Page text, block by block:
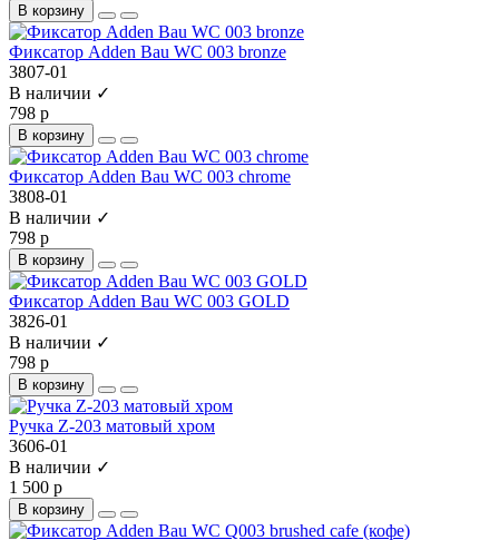
В корзину
Фиксатор Adden Bau WC 003 bronze
3807-01
В наличии ✓
798 р
В корзину
Фиксатор Adden Bau WC 003 chrome
3808-01
В наличии ✓
798 р
В корзину
Фиксатор Adden Bau WC 003 GOLD
3826-01
В наличии ✓
798 р
В корзину
Ручка Z-203 матовый хром
3606-01
В наличии ✓
1 500 р
В корзину